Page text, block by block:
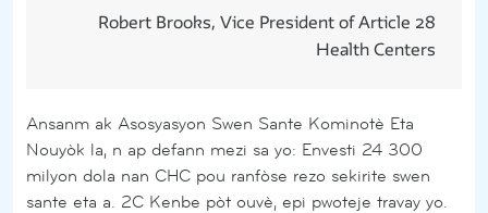
Robert Brooks, Vice President of Article 28
Health Centers
Ansanm ak Asosyasyon Swen Sante Kominotè Eta
Nouyòk la, n ap defann mezi sa yo: Envesti 24 300
milyon dola nan CHC pou ranfòse rezo sekirite swen
sante eta a. 2C Kenbe pòt ouvè, epi pwoteje travay yo.